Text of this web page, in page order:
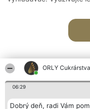
ORLY Cukrárstva
06:29
Dobrý deň, radi Vám
Organizátor hodnotenia